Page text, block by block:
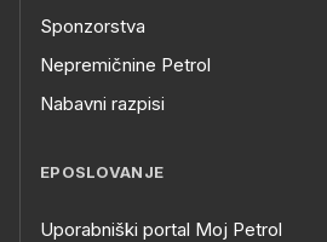
Sponzorstva
Nepremičnine Petrol
Nabavni razpisi
EPOSLOVANJE
Uporabniški portal Moj Petrol